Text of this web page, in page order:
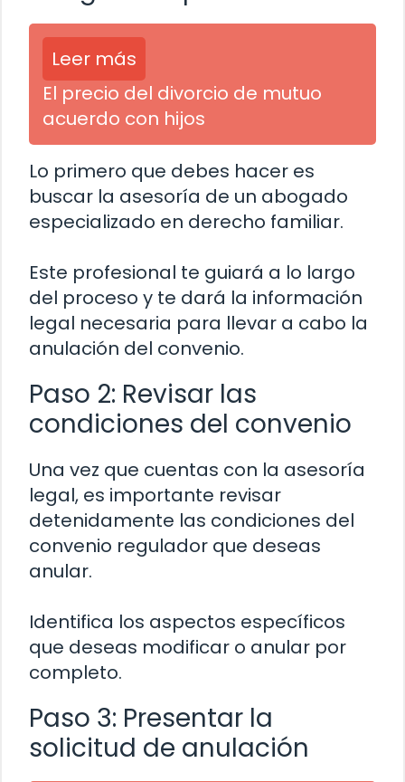
Leer más
El precio del divorcio de mutuo
acuerdo con hijos
Lo primero que debes hacer es
buscar la asesoría de un abogado
especializado en derecho familiar.
Este profesional te guiará a lo largo
del proceso y te dará la información
legal necesaria para llevar a cabo la
anulación del convenio.
Paso 2: Revisar las
condiciones del convenio
Una vez que cuentas con la asesoría
legal, es importante revisar
detenidamente las condiciones del
convenio regulador que deseas
anular.
Identifica los aspectos específicos
que deseas modificar o anular por
completo.
Paso 3: Presentar la
solicitud de anulación